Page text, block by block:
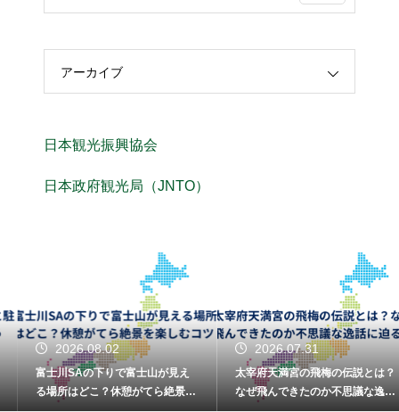
アーカイブ
日本観光振興協会
日本政府観光局（JNTO）
2026.08.02
富士川SAの下りで富士山が見え
る場所はどこ？休憩がてら絶景を
2026.07.31
太宰府天満宮の飛梅の伝説とは？
なぜ飛んできたのか不思議な逸話